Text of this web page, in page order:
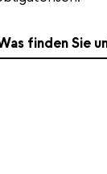
finden Sie